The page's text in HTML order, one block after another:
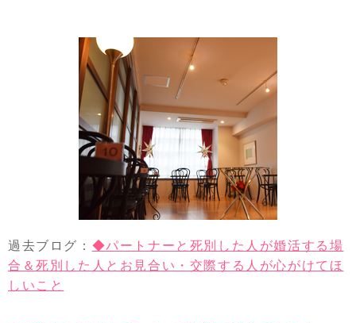
過去ブログ： ◆パートナーと死別した人が婚活する場
合＆死別した人とお見合い・交際する人が心がけてほ
しいこと